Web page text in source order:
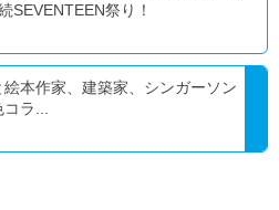
SEVENTEEN祭り！
本作家、建築家、シンガーソン
コラ...